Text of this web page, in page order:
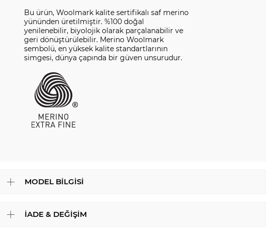
Bu ürün, Woolmark kalite sertifikalı saf merino
yününden üretilmiştir. %100 doğal
yenilenebilir, biyolojik olarak parçalanabilir ve
geri dönüştürülebilir. Merino Woolmark
sembolü, en yüksek kalite standartlarının
simgesi, dünya çapında bir güven unsurudur.
MODEL BILGISI
İADE & DEĞIŞIM